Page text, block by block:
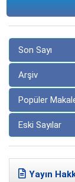
Son Sayı
Arşiv
Popüler
Eski Sayılar
Yayın